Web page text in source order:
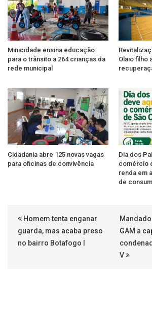
Minicidade ensina educação
para o trânsito a 264 crianças da
rede municipal
Olaio filho
Cidadania abre 125 novas vagas
para oficinas de convivência
Dia dos
comércio
renda em
de
Homem tenta enganar
guarda, mas acaba preso
no bairro Botafogo I
GAM a
V